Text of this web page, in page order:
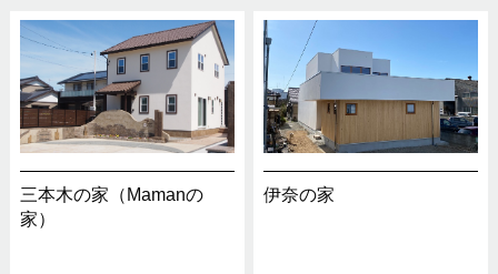
三本木の家（Mamanの
家）
伊奈の家